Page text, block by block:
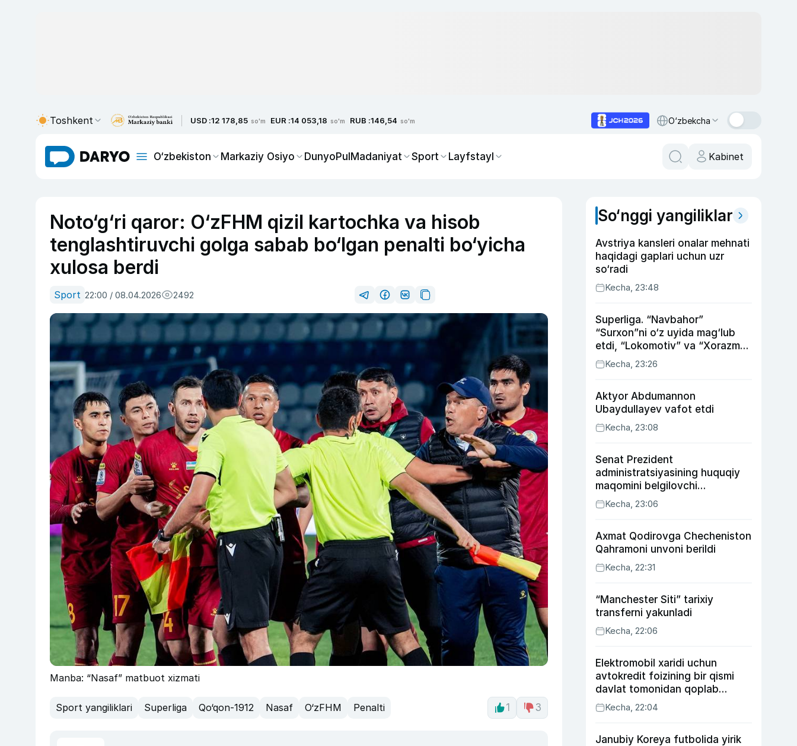
Toshkent USD :12 178,85 so'm EUR :14 053,18 so'm RUB :146,54 so'm O‘zbekcha
O‘zbekiston Markaziy Osiyo DunyoPulMadaniyat Sport Layfstayl Kabinet
Noto‘g‘ri qaror: O‘zFHM qizil kartochka va hisob
tenglashtiruvchi golga sabab bo‘lgan penalti bo‘yicha
xulosa berdi
Sport 22:00 / 08.04.2026 2492
Manba: “Nasaf” matbuot xizmati
Sport yangiliklari Superliga Qo‘qon-1912 Nasaf O‘zFHM Penalti 1 3
So‘nggi yangiliklar
Avstriya kansleri onalar mehnati
haqidagi gaplari uchun uzr
so‘radi
Kecha, 23:48
Superliga. “Navbahor”
“Surxon”ni o‘z uyida mag‘lub
etdi, “Lokomotiv” va “Xorazm”
uyda g‘alaba qozondi
Kecha, 23:26
Aktyor Abdu­mannon
Ubaydullayev vafot etdi
Kecha, 23:08
Senat Prezident
administratsiyasining huquqiy
maqomini belgilovchi
konstitutsiyaviy qonunni
ma’qulladi
Kecha, 23:06
Axmat Qodirovga Checheniston
Qahramoni unvoni berildi
Kecha, 22:31
“Manchester Siti” tarixiy
transferni yakunladi
Kecha, 22:06
Elektromobil xaridi uchun
avtokredit foizining bir qismi
davlat tomonidan qoplab
berilishi mumkin
Kecha, 22:04
Janubiy Koreya futbolida yirik